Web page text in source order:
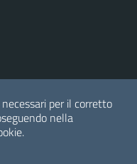
per il corretto
nella